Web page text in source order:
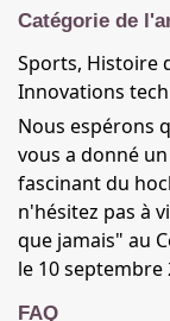
Catégorie de
Sports, Histoire
Innovations
Nous espérons
vous a donné
fascinant du
n'hésitez pas à
que jamais" au
le 10 septembre
FAQ